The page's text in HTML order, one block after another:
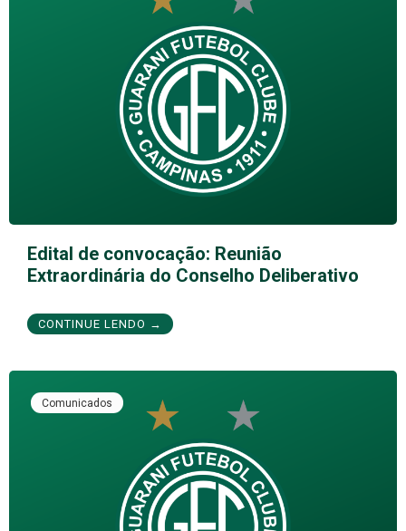
Edital de convocação: Reunião
Extraordinária do Conselho Deliberativo
CONTINUE LENDO →
Comunicados